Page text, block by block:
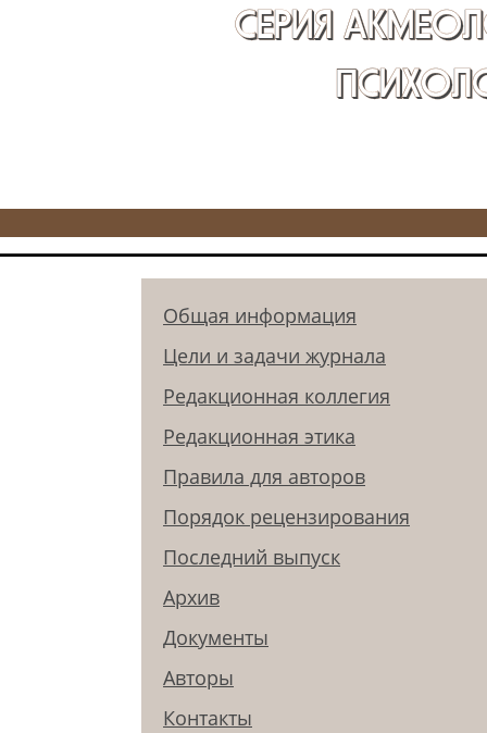
СЕРИЯ
Общая информация
Цели и задачи журнала
Редакционная коллегия
Редакционная этика
Правила для авторов
Порядок рецензирования
Последний выпуск
Архив
Документы
Авторы
Контакты